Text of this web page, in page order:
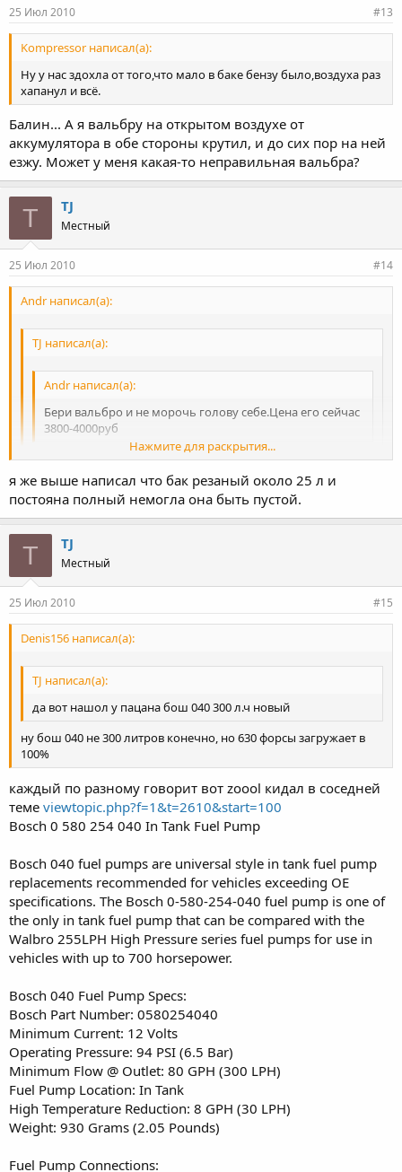
25 Июл 2010 #13
Kompressor написал(а):
Ну у нас здохла от того,что мало в баке бензу было,воздуха раз
хапанул и всё.
Балин... А я вальбру на открытом воздухе от
аккумулятора в обе стороны крутил, и до сих пор на ней
езжу. Может у меня какая-то неправильная вальбра?
T TJ
Местный
25 Июл 2010 #14
Andr написал(а):
TJ написал(а):
Andr написал(а):
Бери вальбро и не морочь голову себе.Цена его сейчас
3800-4000руб
братан я уже с ним имел дела по этому неохота с ним
связываться еще раз.
Нажмите для раскрытия...
Ну если ездить с пустым баком,то ты и бош легко
ушатаешь.Любой насос нелюбит малое количество топлива в
баке,так как бенз является и смазкой и охлаждением насоса!
Нажмите для раскрытия...
я же выше написал что бак резаный около 25 л и
постояна полный немогла она быть пустой.
T TJ
Местный
25 Июл 2010 #15
Denis156 написал(а):
TJ написал(а):
да вот нашол у пацана бош 040 300 л.ч новый
ну бош 040 не 300 литров конечно, но 630 форсы загружает в
100%
каждый по разному говорит вот zoool кидал в соседней
теме viewtopic.php?f=1&t=2610&start=100
Bosch 0 580 254 040 In Tank Fuel Pump
Bosch 040 fuel pumps are universal style in tank fuel pump
replacements recommended for vehicles exceeding OE
specifications. The Bosch 0-580-254-040 fuel pump is one of
the only in tank fuel pump that can be compared with the
Walbro 255LPH High Pressure series fuel pumps for use in
vehicles with up to 700 horsepower.
Bosch 040 Fuel Pump Specs:
Bosch Part Number: 0580254040
Minimum Current: 12 Volts
Operating Pressure: 94 PSI (6.5 Bar)
Minimum Flow @ Outlet: 80 GPH (300 LPH)
Fuel Pump Location: In Tank
High Temperature Reduction: 8 GPH (30 LPH)
Weight: 930 Grams (2.05 Pounds)
Fuel Pump Connections: